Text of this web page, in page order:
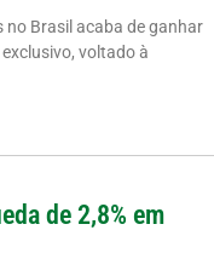
no Brasil acaba de ganhar
voltado à
de 2,8% em